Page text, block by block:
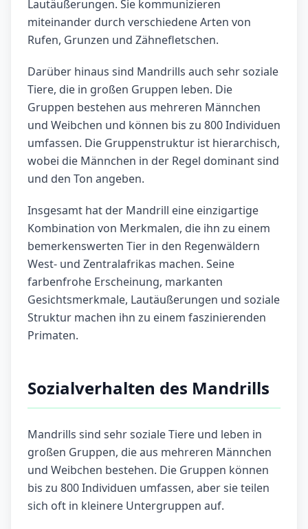
Lautäußerungen. Sie kommunizieren
miteinander durch verschiedene Arten von
Rufen, Grunzen und Zähnefletschen.
Darüber hinaus sind Mandrills auch sehr soziale
Tiere, die in großen Gruppen leben. Die
Gruppen bestehen aus mehreren Männchen
und Weibchen und können bis zu 800 Individuen
umfassen. Die Gruppenstruktur ist hierarchisch,
wobei die Männchen in der Regel dominant sind
und den Ton angeben.
Insgesamt hat der Mandrill eine einzigartige
Kombination von Merkmalen, die ihn zu einem
bemerkenswerten Tier in den Regenwäldern
West- und Zentralafrikas machen. Seine
farbenfrohe Erscheinung, markanten
Gesichtsmerkmale, Lautäußerungen und soziale
Struktur machen ihn zu einem faszinierenden
Primaten.
Sozialverhalten des Mandrills
Mandrills sind sehr soziale Tiere und leben in
großen Gruppen, die aus mehreren Männchen
und Weibchen bestehen. Die Gruppen können
bis zu 800 Individuen umfassen, aber sie teilen
sich oft in kleinere Untergruppen auf.